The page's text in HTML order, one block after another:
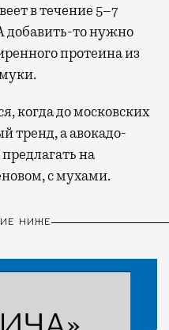
в течение 5–7
добавить-то нужно
протеина из
когда до московских
тренд, а авокадо-
на
с мухами.
НИЖЕ